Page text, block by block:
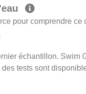
pour comprendre ce
échantillon. Swim
tests sont